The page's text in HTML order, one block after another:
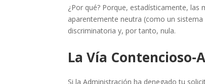
¿Por qué? Porque, estadísticamente,
aparentemente neutra (como un
discriminatoria y, por tanto, nula.
La Vía
Si la Administración ha denegado tu